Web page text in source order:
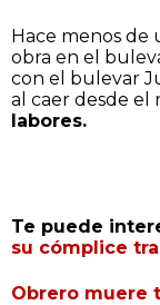
Hace menos de
obra en el
con el bulevar
al caer desde el
labores.
Te puede
su cómplice
Obrero muere